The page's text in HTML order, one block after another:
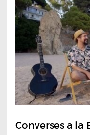
Converses a la